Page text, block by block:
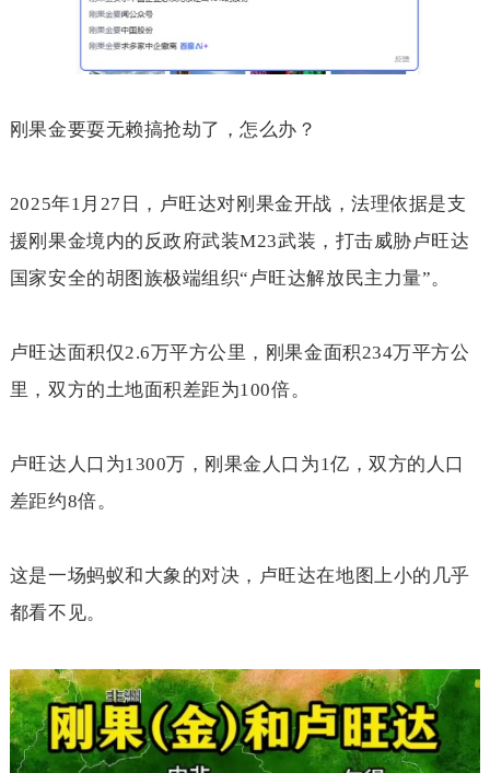
刚果金要耍无赖搞抢劫了，怎么办？
2025年1 月 27 日，卢旺达对刚果金开战，法理依据是支
援刚果金境内的反政府武装M23武装，打击威胁卢旺达
国家安全的胡图族极端组织“卢旺达解放民主力量”。
卢旺达面积仅2.6万平方公里，刚果金面积234万平方公
里，双方的土地面积差距为100倍。
卢旺达人口为1300万，刚果金人口为1亿，双方的人口
差距约8倍。
这是一场蚂蚁和大象的对决，卢旺达在地图上小的几乎
都看不见。